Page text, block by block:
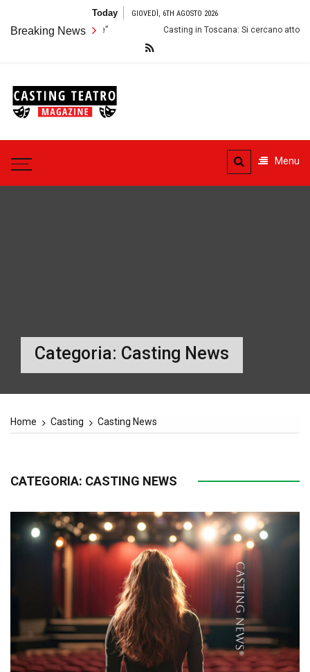
content
Today GIOVEDÌ, 6TH AGOSTO 2026
Breaking NewsCasting in Toscana: Si cercano attori e attrici per uno
teatrali
Menu
Categoria: Casting News
Home Casting Casting News
CATEGORIA: CASTING NEWS